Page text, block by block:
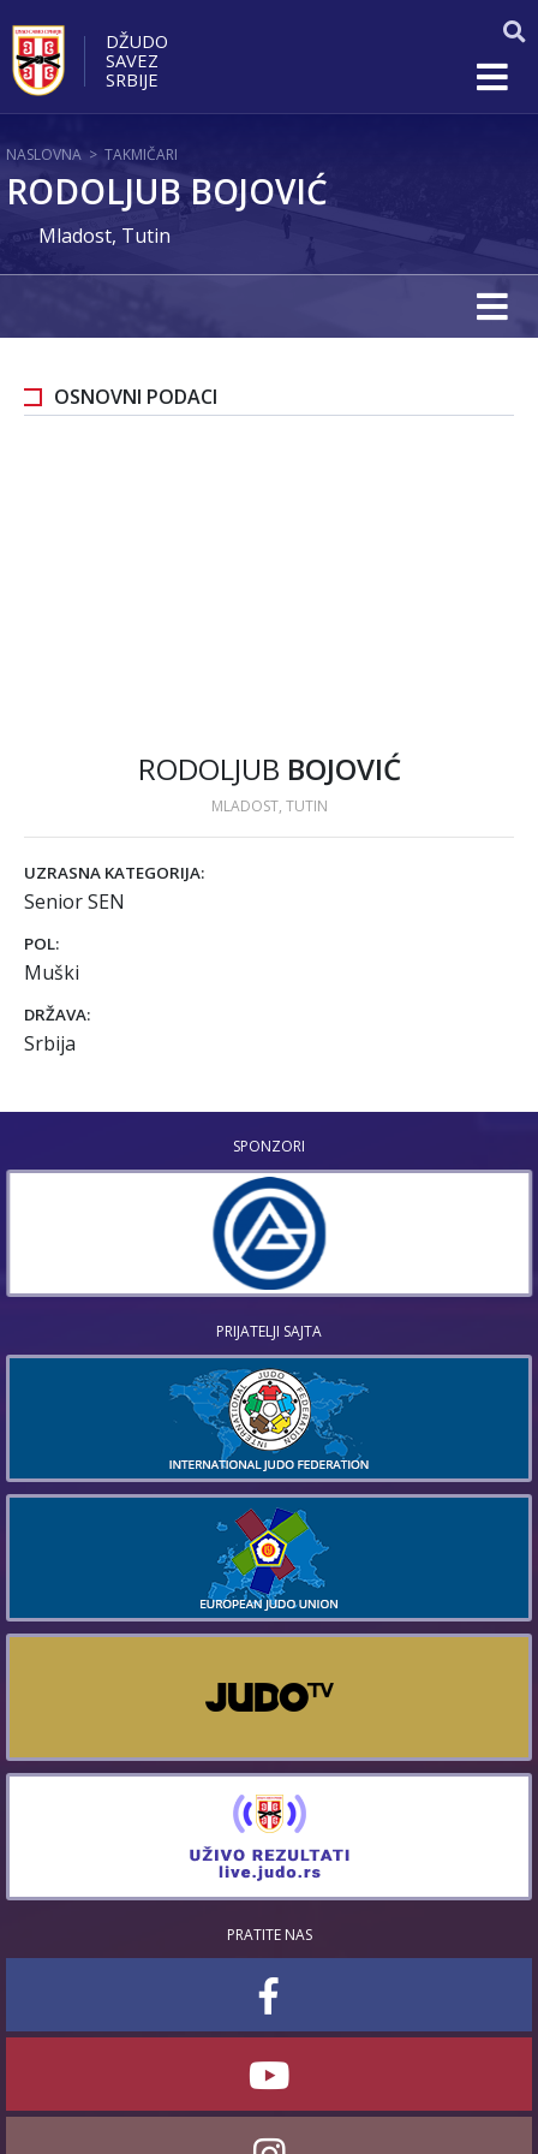
DŽUDO
SAVEZ
SRBIJE
NASLOVNA > TAKMIČARI
RODOLJUB BOJOVIĆ
Mladost, Tutin
OSNOVNI PODACI
RODOLJUB BOJOVIĆ
MLADOST, TUTIN
UZRASNA KATEGORIJA:
Senior SEN
POL:
Muški
DRŽAVA:
Srbija
SPONZORI
PRIJATELJI SAJTA
PRATITE NAS